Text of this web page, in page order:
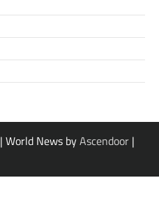
| World News byAscendoor |